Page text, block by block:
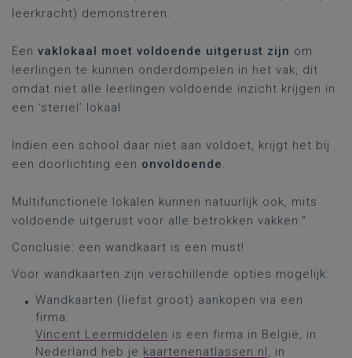
leerkracht) demonstreren.
Een vaklokaal moet voldoende uitgerust zijn om
leerlingen te kunnen onderdompelen in het vak, dit
omdat niet alle leerlingen voldoende inzicht krijgen in
een ‘steriel’ lokaal.
Indien een school daar niet aan voldoet, krijgt het bij
een doorlichting een onvoldoende.
Multifunctionele lokalen kunnen natuurlijk ook, mits
voldoende uitgerust voor alle betrokken vakken."
Conclusie: een wandkaart is een must!
Voor wandkaarten zijn verschillende opties mogelijk:
Wandkaarten (liefst groot) aankopen via een
firma:
Vincent Leermiddelen is een firma in België, in
Nederland heb je kaartenenatlassen.nl, in